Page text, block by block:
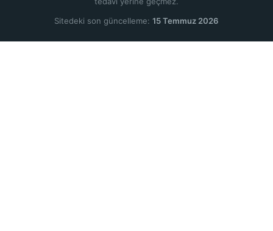
Sitedeki son güncelleme: 15 Temmuz 2026